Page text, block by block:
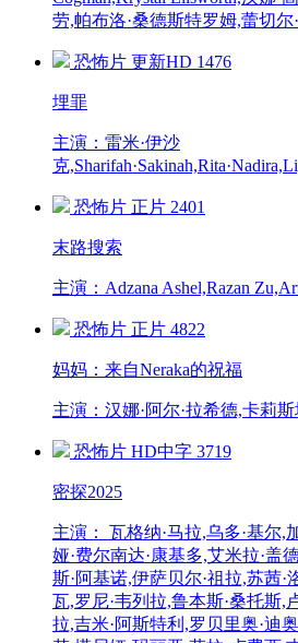
劳,帕布洛·桑德斯特罗姆,蕾切尔
恐怖片 更新HD 1476
埋罪
主演：雷米·伊沙
克
恐怖片 正片 2401
末路搜索
主演：Adzana Ashel,Razan
恐怖片 正片 4822
妈妈：来自Neraka的祝福
主演：汉娜·阿尔·拉希德,卡莉
恐怖片 HD中字 3719
密探2025
主演： 瓦格纳·马拉,乌多·基尔,
娅·费尔南达·康基多,艾米拉·盖
斯·阿基诺,伊萨贝尔·祖拉,苏茜·
瓦,罗尼·韦列拉,鲁本斯·桑托斯,
拉,吉米·阿斯特利,罗贝里奥·迪